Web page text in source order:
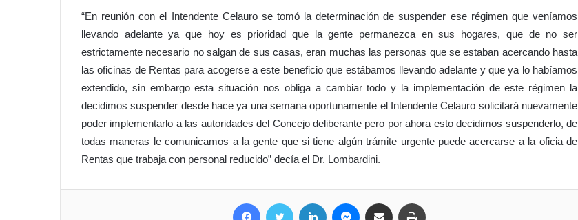
“En reunión con el Intendente Celauro se tomó la determinación de suspender ese régimen que veníamos
llevando adelante ya que hoy es prioridad que la gente permanezca en sus hogares, que de no ser
estrictamente necesario no salgan de sus casas, eran muchas las personas que se estaban acercando hasta
las oficinas de Rentas para acogerse a este beneficio que estábamos llevando adelante y que ya lo habíamos
extendido, sin embargo esta situación nos obliga a cambiar todo y la implementación de este régimen la
decidimos suspender desde hace ya una semana oportunamente el Intendente Celauro solicitará nuevamente
poder implementarlo a las autoridades del Concejo deliberante pero por ahora esto decidimos suspenderlo, de
todas maneras le comunicamos a la gente que si tiene algún trámite urgente puede acercarse a la oficia de
Rentas que trabaja con personal reducido” decía el Dr. Lombardini.